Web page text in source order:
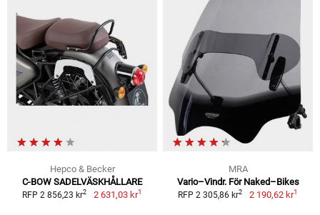
Hepco & Becker
C-BOW SADELVÄSKHÅLLARE
RFP 2 856,23 kr2 2 631,03 kr1
MRA
Vario–Vindr. För Naked–Bikes
RFP 2 305,86 kr2 2 190,62 kr1